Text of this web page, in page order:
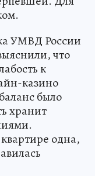
УМВД России
что
к
казино
было
хранит
одна,